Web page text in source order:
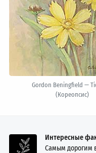
Gordon Beningfield —
(Кореопсис)
Интересные
Самым дорогим